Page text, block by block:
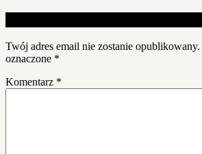
Twój adres email nie zostanie opublikowany.
oznaczone *
Komentarz *